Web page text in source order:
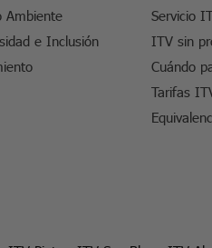
Ambiente
e Inclusión
Servicio
ITV sin
Cuándo
Tarifas